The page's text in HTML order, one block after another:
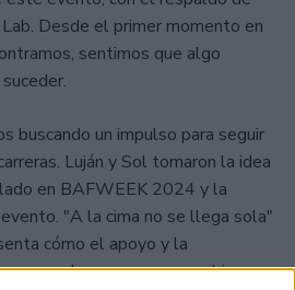
Desde el primer momento en
sentimos que algo
buscando un impulso para seguir
Luján y Sol tomaron la idea
en BAFWEEK 2024 y la
"A la cima no se llega sola"
cómo el apoyo y la
pueden generar un cambio